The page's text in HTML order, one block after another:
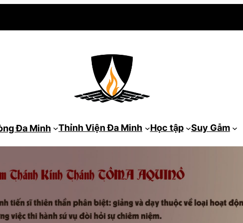
Đa Minh Thỉnh Viện Đa Minh Học tập Suy Gẫm